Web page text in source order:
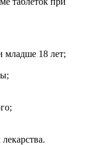
младше 18 лет;